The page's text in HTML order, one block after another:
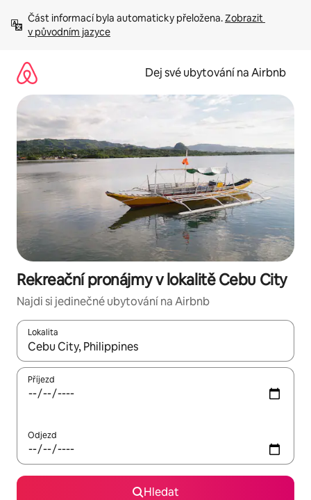
obsah
Část informací byla automaticky přeložena. Zobrazit
v původním jazyce
Dej své ubytování na Airbnb
Rekreační pronájmy v lokalitě Cebu City
Najdi si jedinečné ubytování na Airbnb
Lokalita
Až budou výsledky k dispozici, můžeš si je procházet pomocí
Příjezd
Odjezd
Hledat